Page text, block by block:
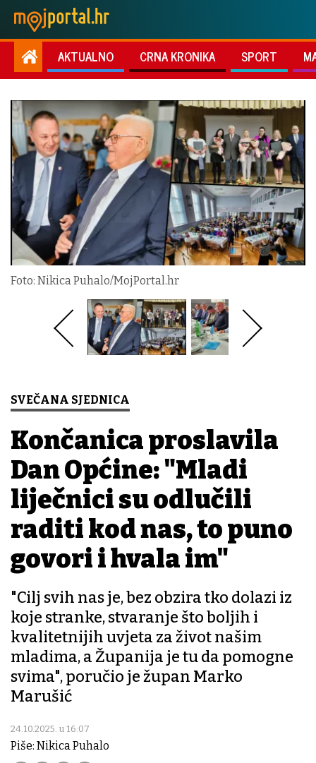
AKTUALNO CRNA KRONIKA SPORT
Foto: Nikica Puhalo/MojPortal.hr
SVEČANA SJEDNICA
Končanica proslavila
Dan Općine: "Mladi
liječnici su odlučili
raditi kod nas, to puno
govori i hvala im"
"Cilj svih nas je, bez obzira tko dolazi iz
koje stranke, stvaranje što boljih i
kvalitetnijih uvjeta za život našim
mladima, a Županija je tu da pomogne
svima", poručio je župan Marko
Marušić
24.10.2025. u 16:07
Piše: Nikica Puhalo